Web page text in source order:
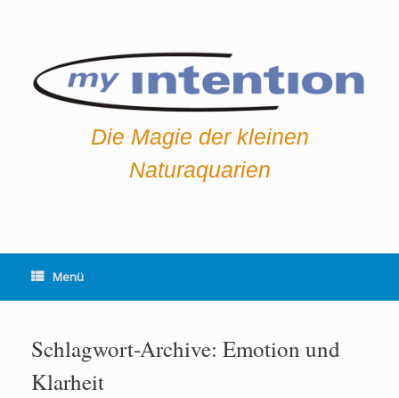
Die Magie der kleinen
Naturaquarien
Menü
Schlagwort-Archive: Emotion und
Klarheit